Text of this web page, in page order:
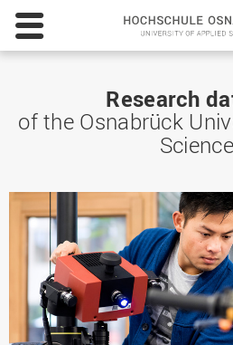
Research
of the Osnabrück